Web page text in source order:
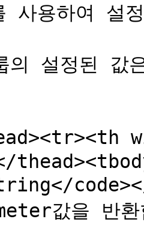
사용하여 설
의 설정된 값
값을 반